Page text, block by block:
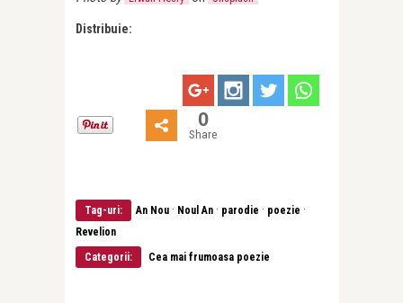
Distribuie:
0
Share
Tag-uri: An Nou · Noul An · parodie · poezie ·
Revelion
Categorii:
Cea mai frumoasa poezie